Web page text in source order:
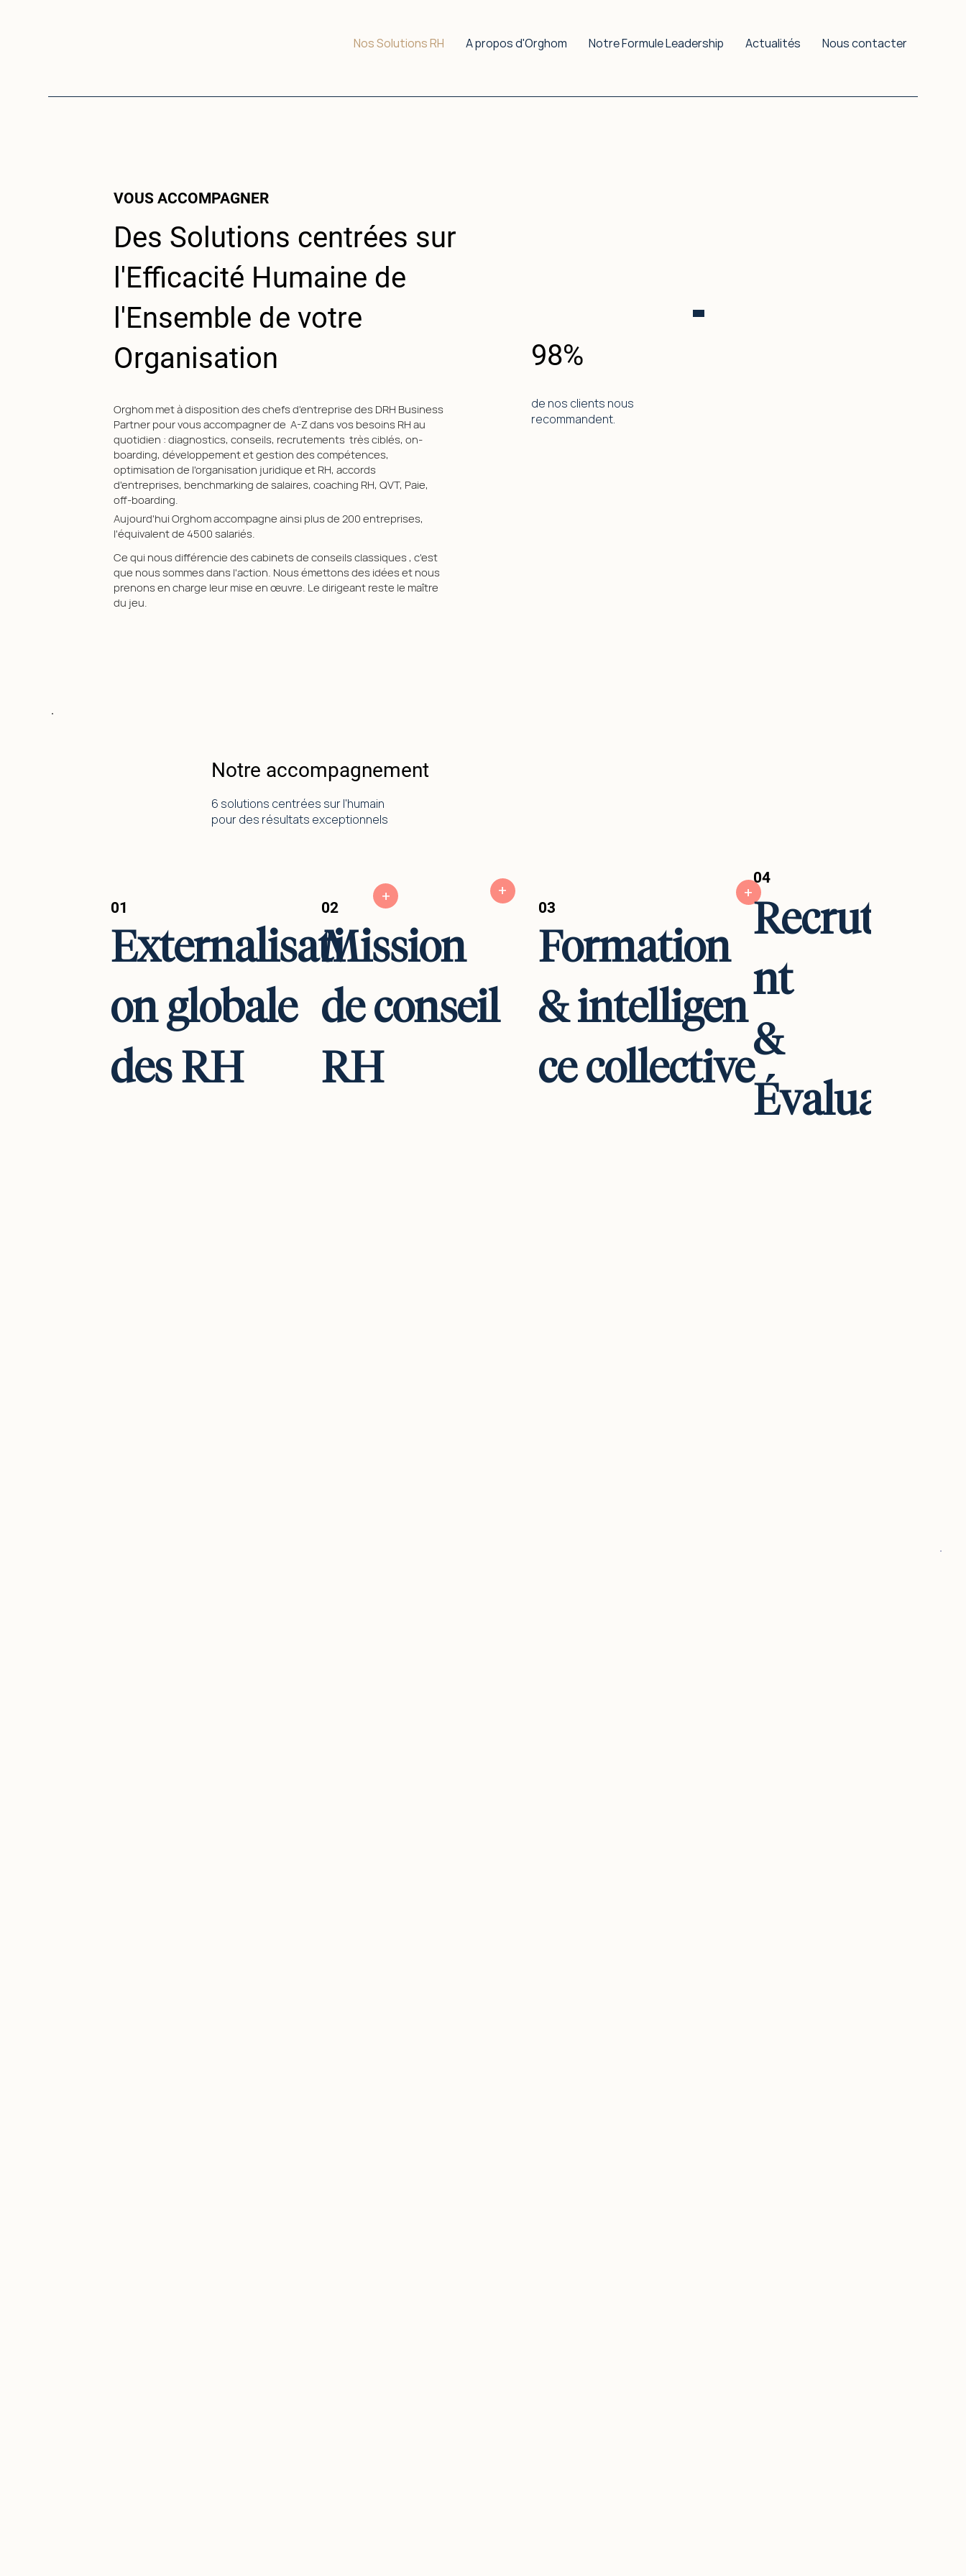
Nos Solutions RH A propos d'Orghom Notre Formule Leadership Actualités Nous contacter
Orghom met à disposition des chefs d'entreprise des DRH Business
Partner pour vous accompagner de A-Z dans vos besoins RH au
quotidien : diagnostics, conseils, recrutements très ciblés, on-
boarding, développement et gestion des compétences,
optimisation de l'organisation juridique et RH, accords
d'entreprises, benchmarking de salaires, coaching RH, QVT, Paie,
off-boarding.
Des Solutions centrées sur
l'Efficacité Humaine de
l'Ensemble de votre
Organisation
VOUS ACCOMPAGNER
Aujourd'hui Orghom accompagne ainsi plus de 200 entreprises,
l'équivalent de 4500 salariés.
Ce qui nous différencie des cabinets de conseils classiques , c'est
que nous sommes dans l'action. Nous émettons des idées et nous
prenons en charge leur mise en œuvre. Le dirigeant reste le maître
du jeu.
de nos clients nous
recommandent.
98%
6 solutions centrées sur l'humain
pour des résultats exceptionnels
Notre accompagnement
01
Externalisati
on globale
des RH
+
02
Mission
deconseil
RH
+
03
Formation
&intelligen
ce collective
+
04
Recruteme
nt
&
Évaluation